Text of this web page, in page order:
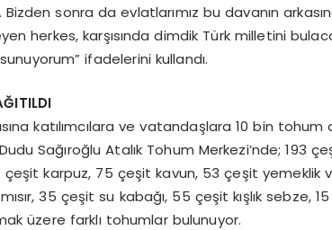
sonra da evlatlarımız bu davanın
herkes, karşısında dimdik Türk milletini
ifadelerini kullandı.
katılımcılara ve vatandaşlara 10 bin tohum
Sağıroğlu Atalık Tohum Merkezi’nde; 193
karpuz, 75 çeşit kavun, 53 çeşit yemeklik
35 çeşit su kabağı, 55 çeşit kışlık sebze,
üzere farklı tohumlar bulunuyor.